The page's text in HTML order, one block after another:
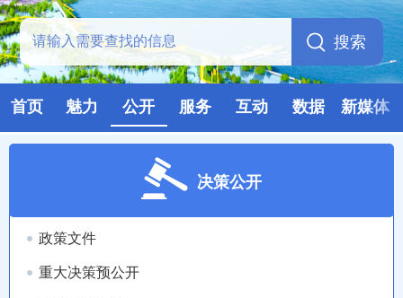
首页 魅力 公开 服务 互动 数据 新媒体
决策公开
政策文件
重大决策预公开